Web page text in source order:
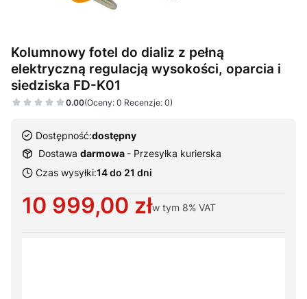
Kolumnowy fotel do dializ z pełną
elektryczną regulacją wysokości, oparcia i
siedziska FD-K01
0.00(Oceny: 0 Recenzje: 0)
Dostępność:dostępny
Dostawa darmowa - Przesyłka kurierska
Czas wysyłki:14 do 21 dni
Cena
10 999,00 złw tym 8% VAT